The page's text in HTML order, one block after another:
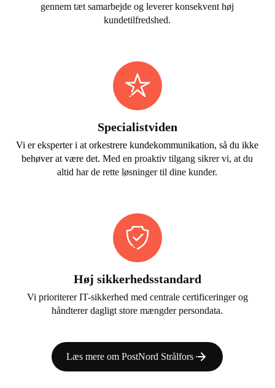
gennem tæt samarbejde og leverer konsekvent høj
kundetilfredshed.
Specialistviden
Vi er eksperter i at orkestrere kundekommunikation, så du ikke
behøver at være det. Med en proaktiv tilgang sikrer vi, at du
altid har de rette løsninger til dine kunder.
Høj sikkerhedsstandard
Vi prioriterer IT-sikkerhed med centrale certificeringer og
håndterer dagligt store mængder persondata.
Læs mere om PostNord Strålfors